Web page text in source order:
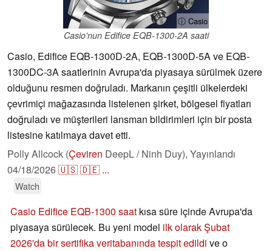
ⓘ Casio
Casio'nun Edifice EQB-1300-2A saati
Casio, Edifice EQB-1300D-2A, EQB-1300D-5A ve EQB-
1300DC-3A saatlerinin Avrupa'da piyasaya sürülmek üzere
olduğunu resmen doğruladı. Markanın çeşitli ülkelerdeki
çevrimiçi mağazasında listelenen şirket, bölgesel fiyatları
doğruladı ve müşterileri lansman bildirimleri için bir posta
listesine katılmaya davet etti.
Polly Allcock (Çeviren DeepL / Ninh Duy), Yayınlandı
04/18/2026🇺🇸🇩🇪 ...
Watch
Casio Edifice EQB-1300 saat kısa süre içinde Avrupa'da
piyasaya sürülecek. Bu yeni model ilk olarak Şubat
2026'da bir sertifika veritabanında tespit edildi ve o